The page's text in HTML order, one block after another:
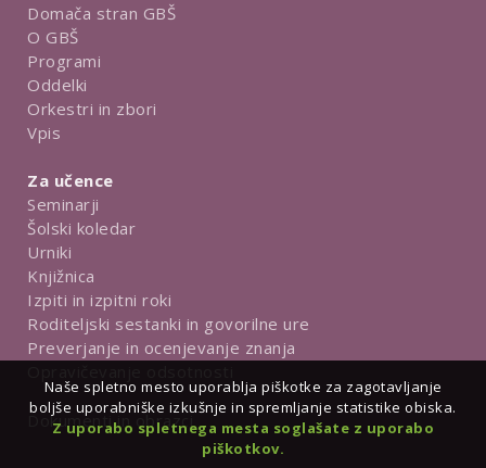
Domača stran GBŠ
O GBŠ
Programi
Oddelki
Orkestri in zbori
Vpis
Za učence
Seminarji
Šolski koledar
Urniki
Knjižnica
Izpiti in izpitni roki
Roditeljski sestanki in govorilne ure
Preverjanje in ocenjevanje znanja
Dokumenti in obrazci
Naše spletno mesto uporablja piškotke za zagotavljanje
boljše uporabniške izkušnje in spremljanje statistike obiska.
Z uporabo spletnega mesta soglašate z uporabo
piškotkov.